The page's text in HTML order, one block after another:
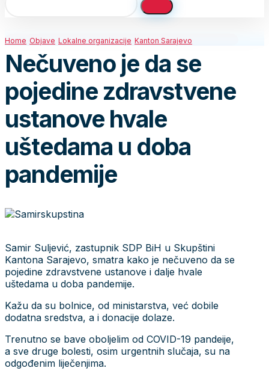
Home Objave Lokalne organizacije Kanton Sarajevo
Nečuveno je da se
pojedine zdravstvene
ustanove hvale
uštedama u doba
pandemije
Samir Suljević, zastupnik SDP BiH u Skupštini
Kantona Sarajevo, smatra kako je nečuveno da se
pojedine zdravstvene ustanove i dalje hvale
uštedama u doba pandemije.
Kažu da su bolnice, od ministarstva, već dobile
dodatna sredstva, a i donacije dolaze.
Trenutno se bave oboljelim od COVID-19 pandeije,
a sve druge bolesti, osim urgentnih slučaja, su na
odgođenim liječenjima.